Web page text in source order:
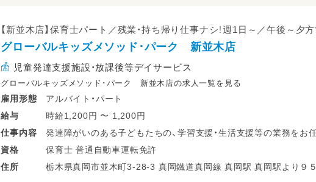
・お子様の送り迎え
・支援の準備、清掃、環境整備、書類作成
✧˖°°˖✧ある日のスタッフスケジュール✧˖°°˖✧
□■放課後等デイサービス■□
・10:00～：出勤、児童受け入れ、療育準備、療育
・12:00～：帰りの会、送迎（平日自発）
・14:00～：送迎（平日学校）、療育・おやつ
・16:00～（平日17:00～）19:00：帰りの会、送迎開始、締め作業
【新並木店】保育士パート／残業・持ち帰り仕事ナシ！週1日～／午後～夕方
グローバルキッズメソッド･パーク 新並木店
児童発達支援施設・放課後等デイサービス
グローバルキッズメソッド･パーク 新並木店の求人一覧を見る
雇用形態
アルバイト・パート
給与
時給1,200円 〜 1,200円
仕事内容
発達障がいのある子どもたちの、学習支援・生活支援等の業務をお
・少人数保育で１名につき２～３名対応
・持ち帰り仕事、残業ナシ！子育て中のスタッフも多数活躍中！
資格
保育士 普通自動車運転免許
住所
栃木県真岡市並木町3-28-3 真岡鐵道真岡線 真岡駅 真岡駅より